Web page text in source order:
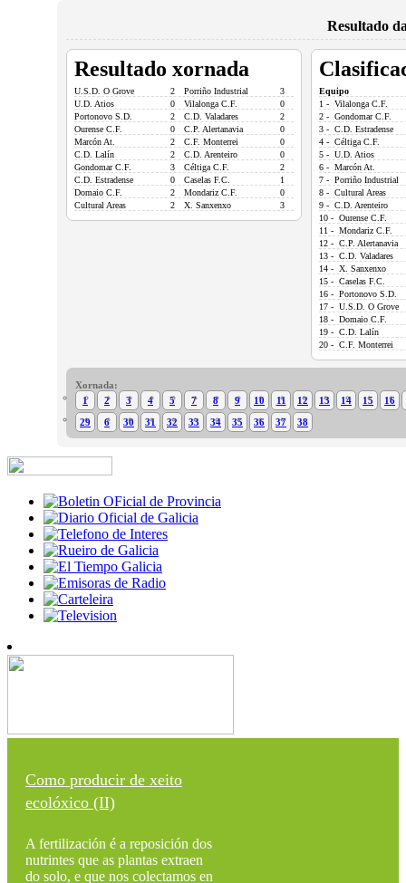
Resultado
Resultado xornada
U.S.D. O Grove 2 Porriño Industrial
3
U.D. Atios
0 Vilalonga C.F.
0
Portonovo S.D.
2 C.D. Valadares
2
Ourense C.F.
0 C.P. Alertanavia
0
Marcón At.
2 C.F. Monterrei
0
C.D. Lalín
2 C.D. Arenteiro
0
Gondomar C.F.
3 Céltiga C.F.
2
C.D. Estradense
0 Caselas F.C.
1
Domaio C.F.
2 Mondariz C.F.
0
Cultural Areas
2 X. Sanxenxo 3
Equipo
1 - Vilalonga C.F.
2 - Gondomar C.F.
3 - C.D. Estradense
4 - Céltiga C.F.
5 - U.D. Atios
6 - Marcón At.
7 - Porriño Industrial
8 - Cultural Areas
9 - C.D. Arenteiro
10 - Ourense C.F.
11 - Mondariz C.F.
12 - C.P. Alertanavia
13 - C.D. Valadares
14 - X. Sanxenxo
15 - Caselas F.C.
16 - Portonovo S.D.
17 - U.S.D. O Grove
18 - Domaio C.F.
19 - C.D. Lalín
20 - C.F. Monterrei
Xornada:
1
2 3 4 5 7 8 9 10 11 12 13 14 15
16
29
6 30 31 32 33 34 35 36 37 38
Como producir de xeito
ecolóxico (II)
A fertilización é a reposición dos
nutrintes que as plantas extraen
do solo, e que nos colectamos en